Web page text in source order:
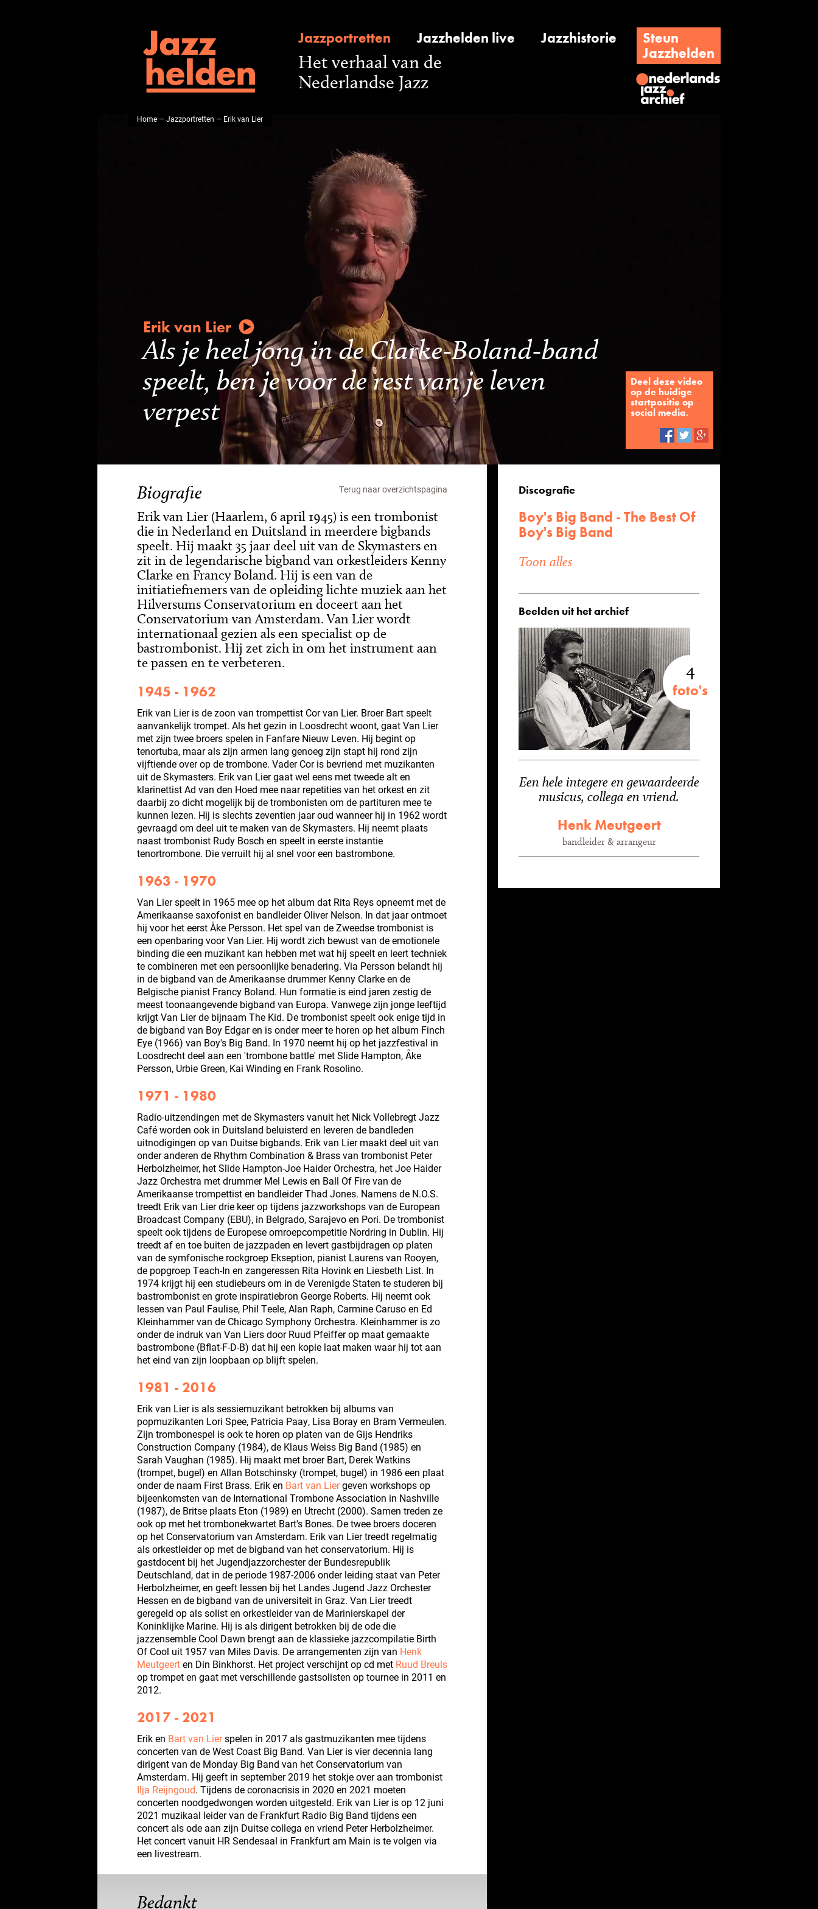
Jazzportretten Jazzhelden live Jazzhistorie
Steun
Jazzhelden
Het verhaal van de
Nederlandse Jazz
Home—Jazzportretten — Erik van Lier
Erik van Lier
Als je heel jong in de Clarke-Boland-band
speelt, ben je voor de rest van je leven
verpest
Deel deze video
op de huidige
startpositie op
social media.
Biografie Terug naar overzichtspagina
Erik van Lier (Haarlem, 6 april 1945) is een trombonist
die in Nederland en Duitsland in meerdere bigbands
speelt. Hij maakt 35 jaar deel uit van de Skymasters en
zit in de legendarische bigband van orkestleiders Kenny
Clarke en Francy Boland. Hij is een van de
initiatiefnemers van de opleiding lichte muziek aan het
Hilversums Conservatorium en doceert aan het
Conservatorium van Amsterdam. Van Lier wordt
internationaal gezien als een specialist op de
bastrombonist. Hij zet zich in om het instrument aan
te passen en te verbeteren.
1945 - 1962
Erik van Lier is de zoon van trompettist Cor van Lier. Broer Bart speelt
aanvankelijk trompet. Als het gezin in Loosdrecht woont, gaat Van Lier
met zijn twee broers spelen in Fanfare Nieuw Leven. Hij begint op
tenortuba, maar als zijn armen lang genoeg zijn stapt hij rond zijn
vijftiende over op de trombone. Vader Cor is bevriend met muzikanten
uit de Skymasters. Erik van Lier gaat wel eens met tweede alt en
klarinettist Ad van den Hoed mee naar repetities van het orkest en zit
daarbij zo dicht mogelijk bij de trombonisten om de partituren mee te
kunnen lezen. Hij is slechts zeventien jaar oud wanneer hij in 1962 wordt
gevraagd om deel uit te maken van de Skymasters. Hij neemt plaats
naast trombonist Rudy Bosch en speelt in eerste instantie
tenortrombone. Die verruilt hij al snel voor een bastrombone.
1963 - 1970
Van Lier speelt in 1965 mee op het album dat Rita Reys opneemt met de
Amerikaanse saxofonist en bandleider Oliver Nelson. In dat jaar ontmoet
hij voor het eerst Åke Persson. Het spel van de Zweedse trombonist is
een openbaring voor Van Lier. Hij wordt zich bewust van de emotionele
binding die een muzikant kan hebben met wat hij speelt en leert techniek
te combineren met een persoonlijke benadering. Via Persson belandt hij
in de bigband van de Amerikaanse drummer Kenny Clarke en de
Belgische pianist Francy Boland. Hun formatie is eind jaren zestig de
meest toonaangevende bigband van Europa. Vanwege zijn jonge leeftijd
krijgt Van Lier de bijnaam The Kid. De trombonist speelt ook enige tijd in
de bigband van Boy Edgar en is onder meer te horen op het album Finch
Eye (1966) van Boy's Big Band. In 1970 neemt hij op het jazzfestival in
Loosdrecht deel aan een 'trombone battle' met Slide Hampton, Åke
Persson, Urbie Green, Kai Winding en Frank Rosolino.
1971 - 1980
Radio-uitzendingen met de Skymasters vanuit het Nick Vollebregt Jazz
Café worden ook in Duitsland beluisterd en leveren de bandleden
uitnodigingen op van Duitse bigbands. Erik van Lier maakt deel uit van
onder anderen de Rhythm Combination & Brass van trombonist Peter
Herbolzheimer, het Slide Hampton-Joe Haider Orchestra, het Joe Haider
Jazz Orchestra met drummer Mel Lewis ‎en Ball Of Fire van de
Amerikaanse trompettist en bandleider Thad Jones. Namens de N.O.S.
treedt Erik van Lier drie keer op tijdens jazzworkshops van de European
Broadcast Company (EBU), in Belgrado, Sarajevo en Pori. De trombonist
speelt ook tijdens de Europese omroepcompetitie Nordring in Dublin. Hij
treedt af en toe buiten de jazzpaden en levert gastbijdragen op platen
van de symfonische rockgroep Ekseption, pianist Laurens van Rooyen,
de popgroep Teach-In en zangeressen Rita Hovink en Liesbeth List. In
1974 krijgt hij een studiebeurs om in de Verenigde Staten te studeren bij
bastrombonist en grote inspiratiebron George Roberts. Hij neemt ook
lessen van Paul Faulise, Phil Teele, Alan Raph, Carmine Caruso en Ed
Kleinhammer van de Chicago Symphony Orchestra. Kleinhammer is zo
onder de indruk van Van Liers door Ruud Pfeiffer op maat gemaakte
bastrombone (Bflat-F-D-B) dat hij een kopie laat maken waar hij tot aan
het eind van zijn loopbaan op blijft spelen.
1981 - 2016
Erik van Lier is als sessiemuzikant betrokken bij albums van
popmuzikanten Lori Spee, Patricia Paay, Lisa Boray en Bram Vermeulen.
Zijn trombonespel is ook te horen op platen van de Gijs Hendriks
Construction Company (1984), de Klaus Weiss Big Band ‎(1985) en
Sarah Vaughan (1985). Hij maakt met broer Bart, Derek Watkins
(trompet, bugel) en Allan Botschinsky (trompet, bugel) in 1986 een plaat
onder de naam First Brass. Erik en Bart van Liergeven workshops op
bijeenkomsten van de International Trombone Association in Nashville
(1987), de Britse plaats Eton (1989) en Utrecht (2000). Samen treden ze
ook op met het trombonekwartet Bart's Bones. De twee broers doceren
op het Conservatorium van Amsterdam. Erik van Lier treedt regelmatig
als orkestleider op met de bigband van het conservatorium. Hij is
gastdocent bij het Jugendjazzorchester der Bundesrepublik
Deutschland, dat in de periode 1987-2006 onder leiding staat van Peter
Herbolzheimer, en geeft lessen bij het Landes Jugend Jazz Orchester
Hessen en de bigband van de universiteit in Graz. Van Lier treedt
geregeld op als solist en orkestleider van de Marinierskapel der
Koninklijke Marine. Hij is als dirigent betrokken bij de ode die
jazzensemble Cool Dawn brengt aan de klassieke jazzcompilatie Birth
Of Cool uit 1957 van Miles Davis. De arrangementen zijn van Henk
Meutgeerten Din Binkhorst. Het project verschijnt op cd met Ruud Breuls
op trompet en gaat met verschillende gastsolisten op tournee in 2011 en
2012.
2017 - 2021
Erik en Bart van Lierspelen in 2017 als gastmuzikanten mee tijdens
concerten van de West Coast Big Band. Van Lier is vier decennia lang
dirigent van de Monday Big Band van het Conservatorium van
Amsterdam. Hij geeft in september 2019 het stokje over aan trombonist
Ilja Reijngoud. Tijdens de coronacrisis in 2020 en 2021 moeten
concerten noodgedwongen worden uitgesteld. Erik van Lier is op 12 juni
2021 muzikaal leider van de Frankfurt Radio Big Band tijdens een
concert als ode aan zijn Duitse collega en vriend Peter Herbolzheimer.
Het concert vanuit HR Sendesaal in Frankfurt am Main is te volgen via
een livestream.
Bedankt
Discografie
Boy's Big Band - The Best Of
Boy's Big Band
Toon alles
Beelden uit het archief
4
foto's
Een hele integere en gewaardeerde
musicus, collega en vriend.
Henk Meutgeert
bandleider & arrangeur